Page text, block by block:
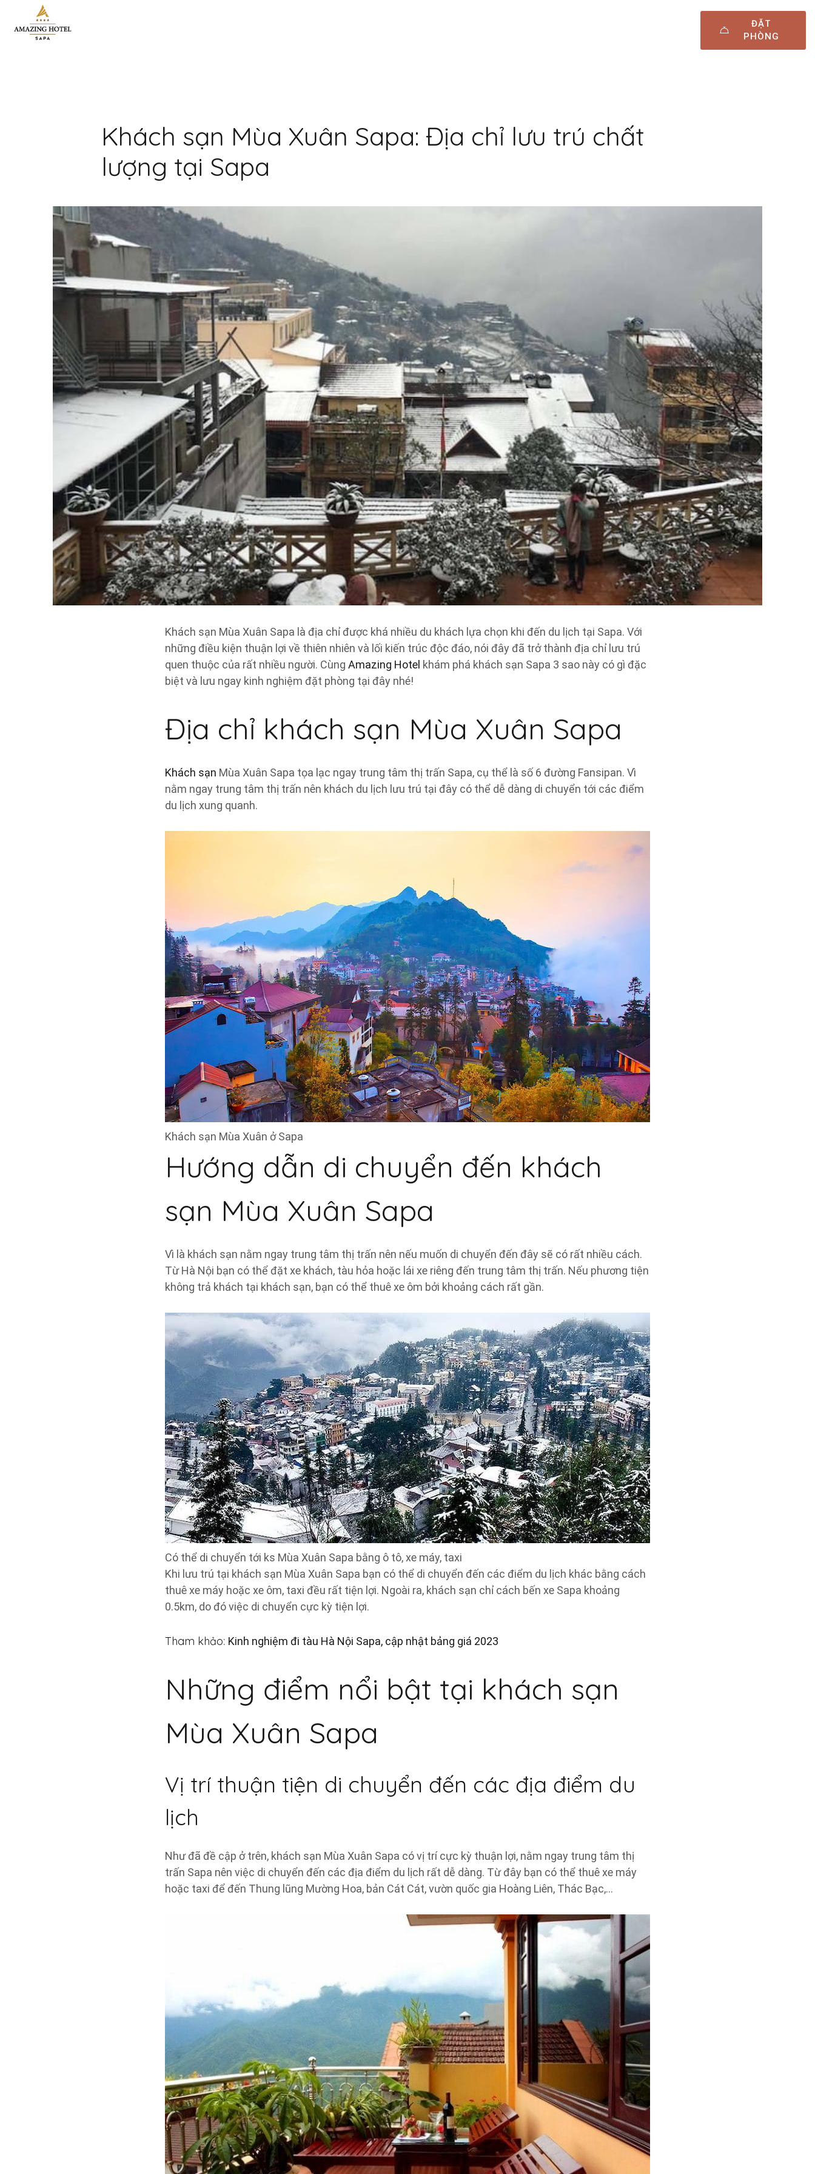
ĐẶT
PHÒNG
Khách sạn Mùa Xuân Sapa: Địa chỉ lưu trú chất
lượng tại Sapa
Khách sạn Mùa Xuân Sapa là địa chỉ được khá nhiều du khách lựa chọn khi đến du lịch tại Sapa. Với
những điều kiện thuận lợi về thiên nhiên và lối kiến trúc độc đáo, nói đây đã trở thành địa chỉ lưu trú
quen thuộc của rất nhiều người. Cùng Amazing Hotel khám phá khách sạn Sapa 3 sao này có gì đặc
biệt và lưu ngay kinh nghiệm đặt phòng tại đây nhé!
Địa chỉ khách sạn Mùa Xuân Sapa
Khách sạn Mùa Xuân Sapa tọa lạc ngay trung tâm thị trấn Sapa, cụ thể là số 6 đường Fansipan. Vì
nằm ngay trung tâm thị trấn nên khách du lịch lưu trú tại đây có thể dễ dàng di chuyển tới các điểm
du lịch xung quanh.
Khách sạn Mùa Xuân ở Sapa
Hướng dẫn di chuyển đến khách
sạn Mùa Xuân Sapa
Vì là khách sạn nằm ngay trung tâm thị trấn nên nếu muốn di chuyển đến đây sẽ có rất nhiều cách.
Từ Hà Nội bạn có thể đặt xe khách, tàu hỏa hoặc lái xe riêng đến trung tâm thị trấn. Nếu phương tiện
không trả khách tại khách sạn, bạn có thể thuê xe ôm bởi khoảng cách rất gần.
Có thể di chuyển tới ks Mùa Xuân Sapa bằng ô tô, xe máy, taxi
Khi lưu trú tại khách sạn Mùa Xuân Sapa bạn có thể di chuyển đến các điểm du lịch khác bằng cách
thuê xe máy hoặc xe ôm, taxi đều rất tiện lợi. Ngoài ra, khách sạn chỉ cách bến xe Sapa khoảng
0.5km, do đó việc di chuyển cực kỳ tiện lợi.
Tham khảo: Kinh nghiệm đi tàu Hà Nội Sapa, cập nhật bảng giá 2023
Những điểm nổi bật tại khách sạn
Mùa Xuân Sapa
Vị trí thuận tiện di chuyển đến các địa điểm du
lịch
Như đã đề cập ở trên, khách sạn Mùa Xuân Sapa có vị trí cực kỳ thuận lợi, nằm ngay trung tâm thị
trấn Sapa nên việc di chuyển đến các địa điểm du lịch rất dễ dàng. Từ đây bạn có thể thuê xe máy
hoặc taxi để đến Thung lũng Mường Hoa, bản Cát Cát, vườn quốc gia Hoàng Liên, Thác Bạc,…